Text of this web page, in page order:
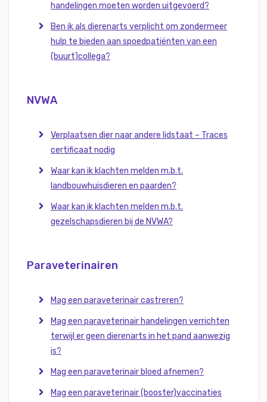
handelingen moeten worden uitgevoerd?
Ben ik als dierenarts verplicht om zondermeer
hulp te bieden aan spoedpatiënten van een
(buurt)collega?
NVWA
Verplaatsen dier naar andere lidstaat – Traces
certificaat nodig
Waar kan ik klachten melden m.b.t.
landbouwhuisdieren en paarden?
Waar kan ik klachten melden m.b.t.
gezelschapsdieren bij de NVWA?
Paraveterinairen
Mag een paraveterinair castreren?
Mag een paraveterinair handelingen verrichten
terwijl er geen dierenarts in het pand aanwezig
is?
Mag een paraveterinair bloed afnemen?
Mag een paraveterinair (booster)vaccinaties